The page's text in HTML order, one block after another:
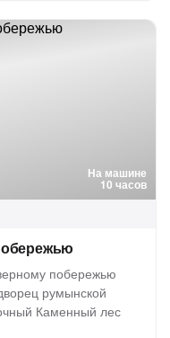
На машине
10 часов
побережью
румынской
Каменный лес